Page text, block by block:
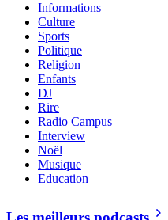
Informations
Culture
Sports
Politique
Religion
Enfants
DJ
Rire
Radio Campus
Interview
Noël
Musique
Education